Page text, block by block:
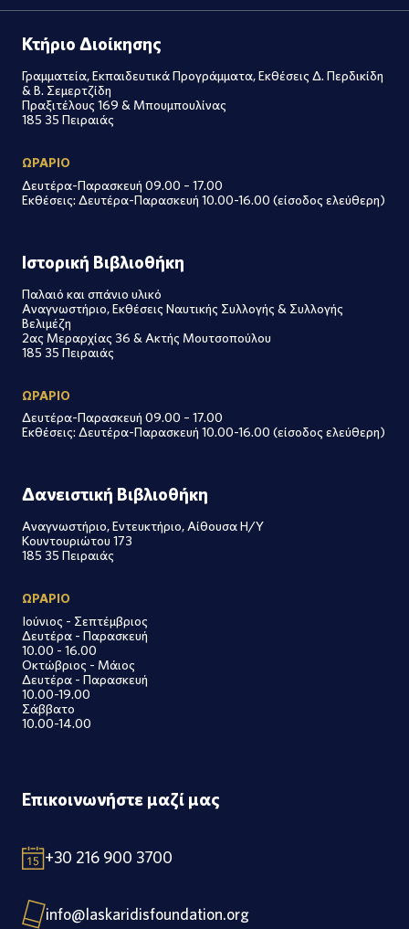
Κτήριο Διοίκησης
Γραμματεία, Εκπαιδευτικά Προγράμματα, Εκθέσεις Δ. Περδικίδη
& Β. Σεμερτζίδη
Πραξιτέλους 169 & Μπουμπουλίνας
185 35 Πειραιάς
ΩΡΑΡΙΟ
Δευτέρα-Παρασκευή 09.00 – 17.00
Εκθέσεις: Δευτέρα-Παρασκευή 10.00-16.00 (είσοδος ελεύθερη)
Ιστορική Βιβλιοθήκη
Παλαιό και σπάνιο υλικό
Αναγνωστήριο, Εκθέσεις Ναυτικής Συλλογής & Συλλογής
Βελιμέζη
2ας Μεραρχίας 36 & Ακτής Μουτσοπούλου
185 35 Πειραιάς
ΩΡΑΡΙΟ
Δευτέρα-Παρασκευή 09.00 – 17.00
Εκθέσεις: Δευτέρα-Παρασκευή 10.00-16.00 (είσοδος ελεύθερη)
Δανειστική Βιβλιοθήκη
Αναγνωστήριο, Εντευκτήριο, Αίθουσα Η/Υ
Κουντουριώτου 173
185 35 Πειραιάς
ΩΡΑΡΙΟ
Ιούνιος - Σεπτέμβριος
Δευτέρα - Παρασκευή
10.00 - 16.00
Οκτώβριος - Μάιος
Δευτέρα - Παρασκευή
10.00-19.00
Σάββατο
10.00-14.00
Επικοινωνήστε μαζί μας
+30 216 900 3700
info@laskaridisfoundation.org